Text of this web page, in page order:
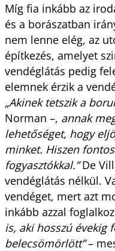
Míg fia inkább az
és a borászatban
nem lenne elég, az
építkezés, amelyet
vendéglátás pedig
elemnek érzik a
„Akinek tetszik a
Norman –, annak
lehetőséget, hogy
minket. Hiszen
fogyasztókkal.”De
vendéglátás nélkül.
vendéget, mert azt
inkább azzal
is, aki hosszú évekig
belecsömörlött”–